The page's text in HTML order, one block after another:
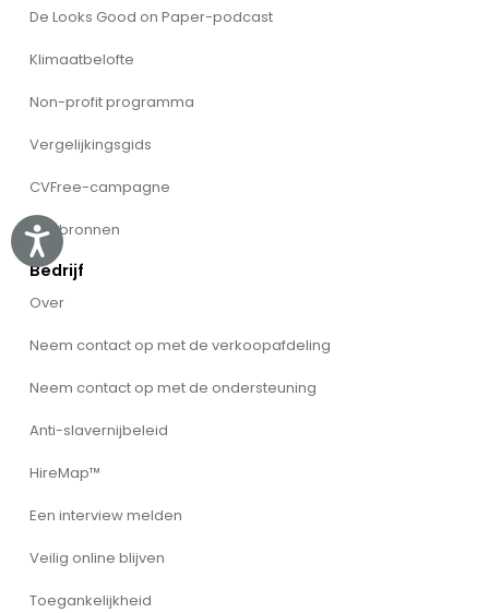
Accessibility
De Looks Good on Paper-podcast
Klimaatbelofte
Non-profit programma
Vergelijkingsgids
CVFree-campagne
Alle bronnen
Bedrijf
Over
Neem contact op met de verkoopafdeling
Neem contact op met de ondersteuning
Anti-slavernijbeleid
HireMap™
Een interview melden
Veilig online blijven
Toegankelijkheid